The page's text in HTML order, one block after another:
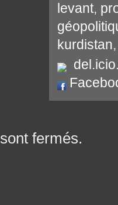
levant,
kurdistan
fermés.